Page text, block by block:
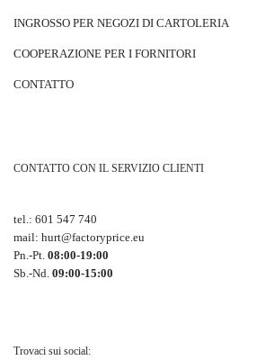
INGROSSO PER NEGOZI DI CARTOLERIA
COOPERAZIONE PER I FORNITORI
CONTATTO
CONTATTO CON IL SERVIZIO CLIENTI
tel.: 601 547 740
mail: hurt@factoryprice.eu
Pn.-Pt. 08:00-19:00
Sb.-Nd. 09:00-15:00
Trovaci sui social: